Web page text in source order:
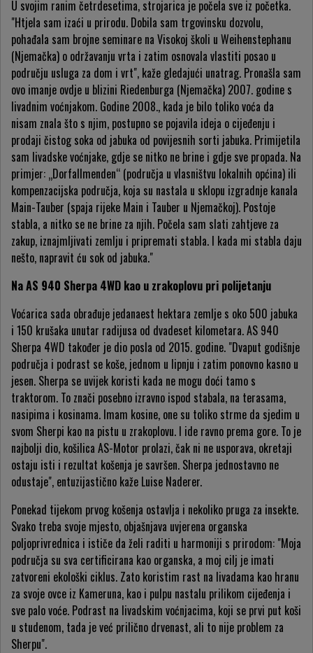
U svojim ranim četrdesetima, strojarica je počela sve iz početka.
"Htjela sam izaći u prirodu. Dobila sam trgovinsku dozvolu,
pohađala sam brojne seminare na Visokoj školi u Weihenstephanu
(Njemačka) o održavanju vrta i zatim osnovala vlastiti posao u
području usluga za dom i vrt", kaže gledajući unatrag. Pronašla sam
ovo imanje ovdje u blizini Riedenburga (Njemačka) 2007. godine s
livadnim voćnjakom. Godine 2008., kada je bilo toliko voća da
nisam znala što s njim, postupno se pojavila ideja o cijeđenju i
prodaji čistog soka od jabuka od povijesnih sorti jabuka. Primijetila
sam livadske voćnjake, gdje se nitko ne brine i gdje sve propada. Na
primjer: „Dorfallmenden“ (područja u vlasništvu lokalnih općina) ili
kompenzacijska područja, koja su nastala u sklopu izgradnje kanala
Main-Tauber (spaja rijeke Main i Tauber u Njemačkoj). Postoje
stabla, a nitko se ne brine za njih. Počela sam slati zahtjeve za
zakup, iznajmljivati zemlju i pripremati stabla. I kada mi stabla daju
nešto, napravit ću sok od jabuka."
Na AS 940 Sherpa 4WD kao u zrakoplovu pri polijetanju
Voćarica sada obrađuje jedanaest hektara zemlje s oko 500 jabuka
i 150 krušaka unutar radijusa od dvadeset kilometara. AS 940
Sherpa 4WD također je dio posla od 2015. godine. "Dvaput godišnje
područja i podrast se koše, jednom u lipnju i zatim ponovno kasno u
jesen. Sherpa se uvijek koristi kada ne mogu doći tamo s
traktorom. To znači posebno izravno ispod stabala, na terasama,
nasipima i kosinama. Imam kosine, one su toliko strme da sjedim u
svom Sherpi kao na pistu u zrakoplovu. I ide ravno prema gore. To je
najbolji dio, košilica AS-Motor prolazi, čak ni ne usporava, okretaji
ostaju isti i rezultat košenja je savršen. Sherpa jednostavno ne
odustaje", entuzijastično kaže Luise Naderer.
Ponekad tijekom prvog košenja ostavlja i nekoliko pruga za insekte.
Svako treba svoje mjesto, objašnjava uvjerena organska
poljoprivrednica i ističe da želi raditi u harmoniji s prirodom: "Moja
područja su sva certificirana kao organska, a moj cilj je imati
zatvoreni ekološki ciklus. Zato koristim rast na livadama kao hranu
za svoje ovce iz Kameruna, kao i pulpu nastalu prilikom cijeđenja i
sve palo voće. Podrast na livadskim voćnjacima, koji se prvi put koši
u studenom, tada je već prilično drvenast, ali to nije problem za
Sherpu".